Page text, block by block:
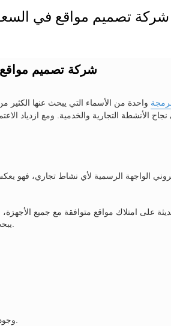
شركة تصميم مواقع في
شركة تصميم
واحدة من الأسماء التي يبحث عنها الكثير
الأنشطة التجارية والخدمية. ومع ازدياد
الواجهة الرسمية لأي نشاط تجاري، فهو
على امتلاك مواقع متوافقة مع جميع
يبحث الكثيرون عن شركة تصميم مواقع في السعودية تمتلك الخبرة الكافية في تصميم واجهات عصرية وسريعة وآمنة.
وجود موقع إلكتروني احترافي يمنح العملاء شعورًا بالثقة ويؤكد جدية الشركة في تقديم خدماتها بشكل منظم واحترافي.